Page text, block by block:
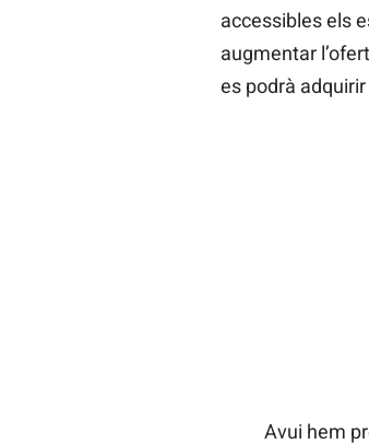
accessibles els
augmentar
es podrà
Avui hem